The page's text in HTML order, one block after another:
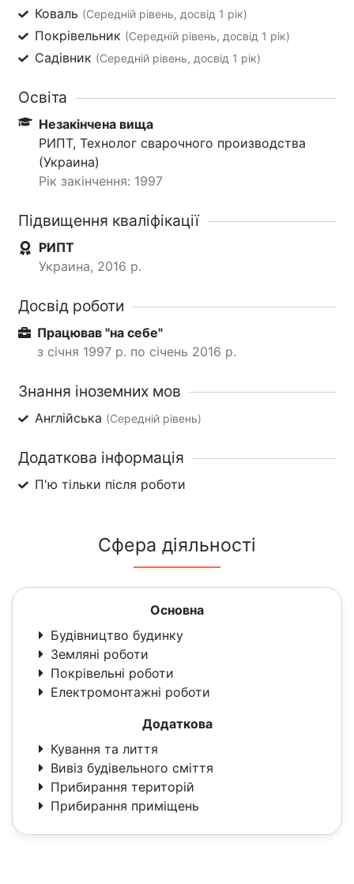
Коваль (Середній рівень, досвід 1 рік)
Покрівельник (Середній рівень, досвід 1 рік)
Садівник (Середній рівень, досвід 1 рік)
Освіта
Незакінчена вища
РИПТ, Технолог сварочного производства
(Украина)
Рік закінчення: 1997
Підвищення кваліфікації
РИПТ
Украина, 2016 р.
Досвід роботи
Працював "на себе"
з січня 1997 р. по січень 2016 р.
Знання іноземних мов
Англійська (Середній рівень)
Додаткова інформація
П'ю тільки після роботи
Сфера діяльності
Основна
Будівництво будинку
Земляні роботи
Покрівельні роботи
Електромонтажні роботи
Додаткова
Кування та лиття
Вивіз будівельного сміття
Прибирання територій
Прибирання приміщень